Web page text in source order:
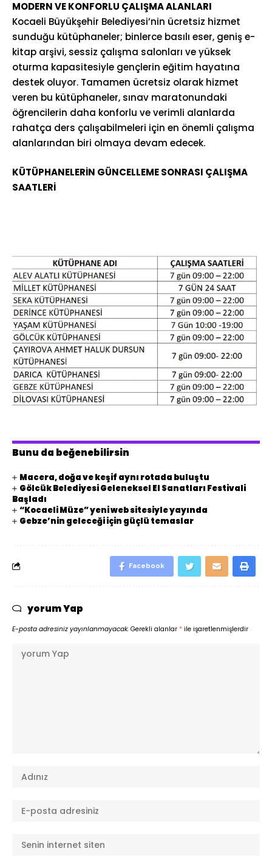
MODERN VE KONFORLU ÇALIŞMA ALANLARI
Kocaeli Büyükşehir Belediyesi’nin ücretsiz hizmet
sunduğu kütüphaneler; binlerce basılı eser, geniş e-
kitap arşivi, sessiz çalışma salonları ve yüksek
oturma kapasitesiyle gençlerin eğitim hayatına
destek oluyor. Tamamen ücretsiz olarak hizmet
veren bu kütüphaneler, sınav maratonundaki
öğrencilerin daha konforlu ve verimli alanlarda
rahatça ders çalışabilmeleri için en önemli çalışma
alanlarından biri olmaya devam edecek.
KÜTÜPHANELERİN GÜNCELLEME SONRASI ÇALIŞMA
SAATLERİ
Bunu da beğenebilirsin
Macera, doğa ve keşif aynı rotada buluştu
Gölcük Belediyesi Geleneksel El Sanatları Festivali
Başladı
“Kocaeli Müze” yeni web sitesiyle yayında
Gebze’nin geleceği için güçlü temaslar
Facebook
yorum Yap
E-posta adresiniz yayınlanmayacak. Gerekli alanlar * ile işaretlenmişlerdir